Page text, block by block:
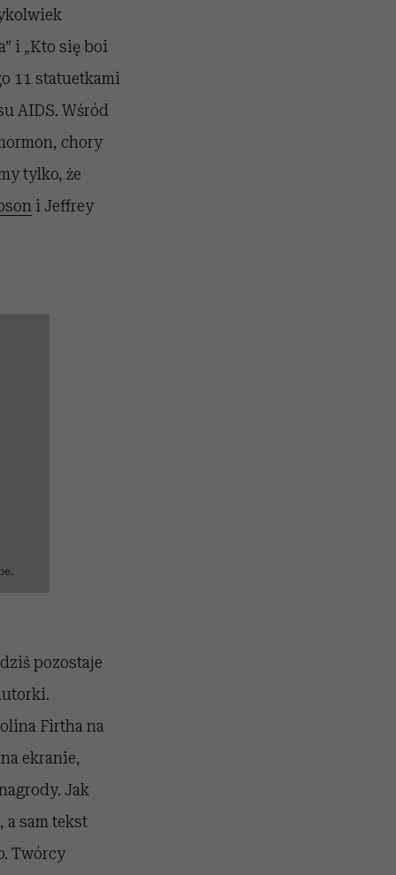
i „Kto się boi
11 statuetkami
AIDS. Wśród
chory
tylko, że
i Jeffrey
pozostaje
Firtha na
ekranie,
Jak
sam tekst
Twórcy